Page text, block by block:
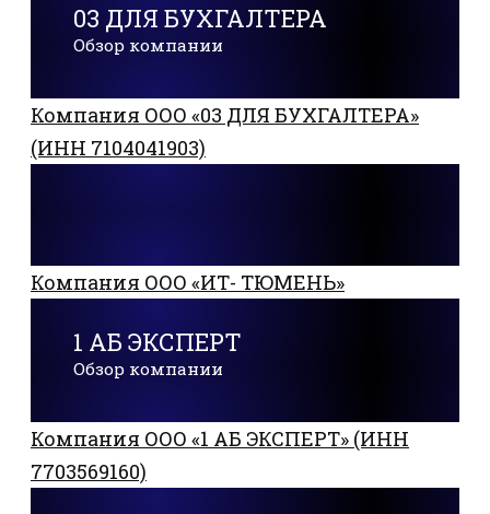
03 ДЛЯ БУХГАЛТЕРА
Обзор компании
Компания ООО «03 ДЛЯ БУХГАЛТЕРА»
(ИНН 7104041903)
Компания ООО «ИТ- ТЮМЕНЬ»
1 АБ ЭКСПЕРТ
Обзор компании
Компания ООО «1 АБ ЭКСПЕРТ» (ИНН
7703569160)